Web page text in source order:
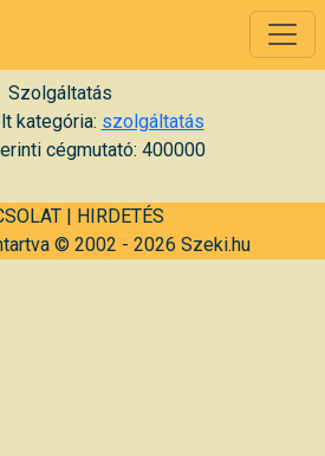
Szolgáltatás
kategória: szolgáltatás
cégmutató: 400000
| HIRDETÉS
© 2002 - 2026 Szeki.hu